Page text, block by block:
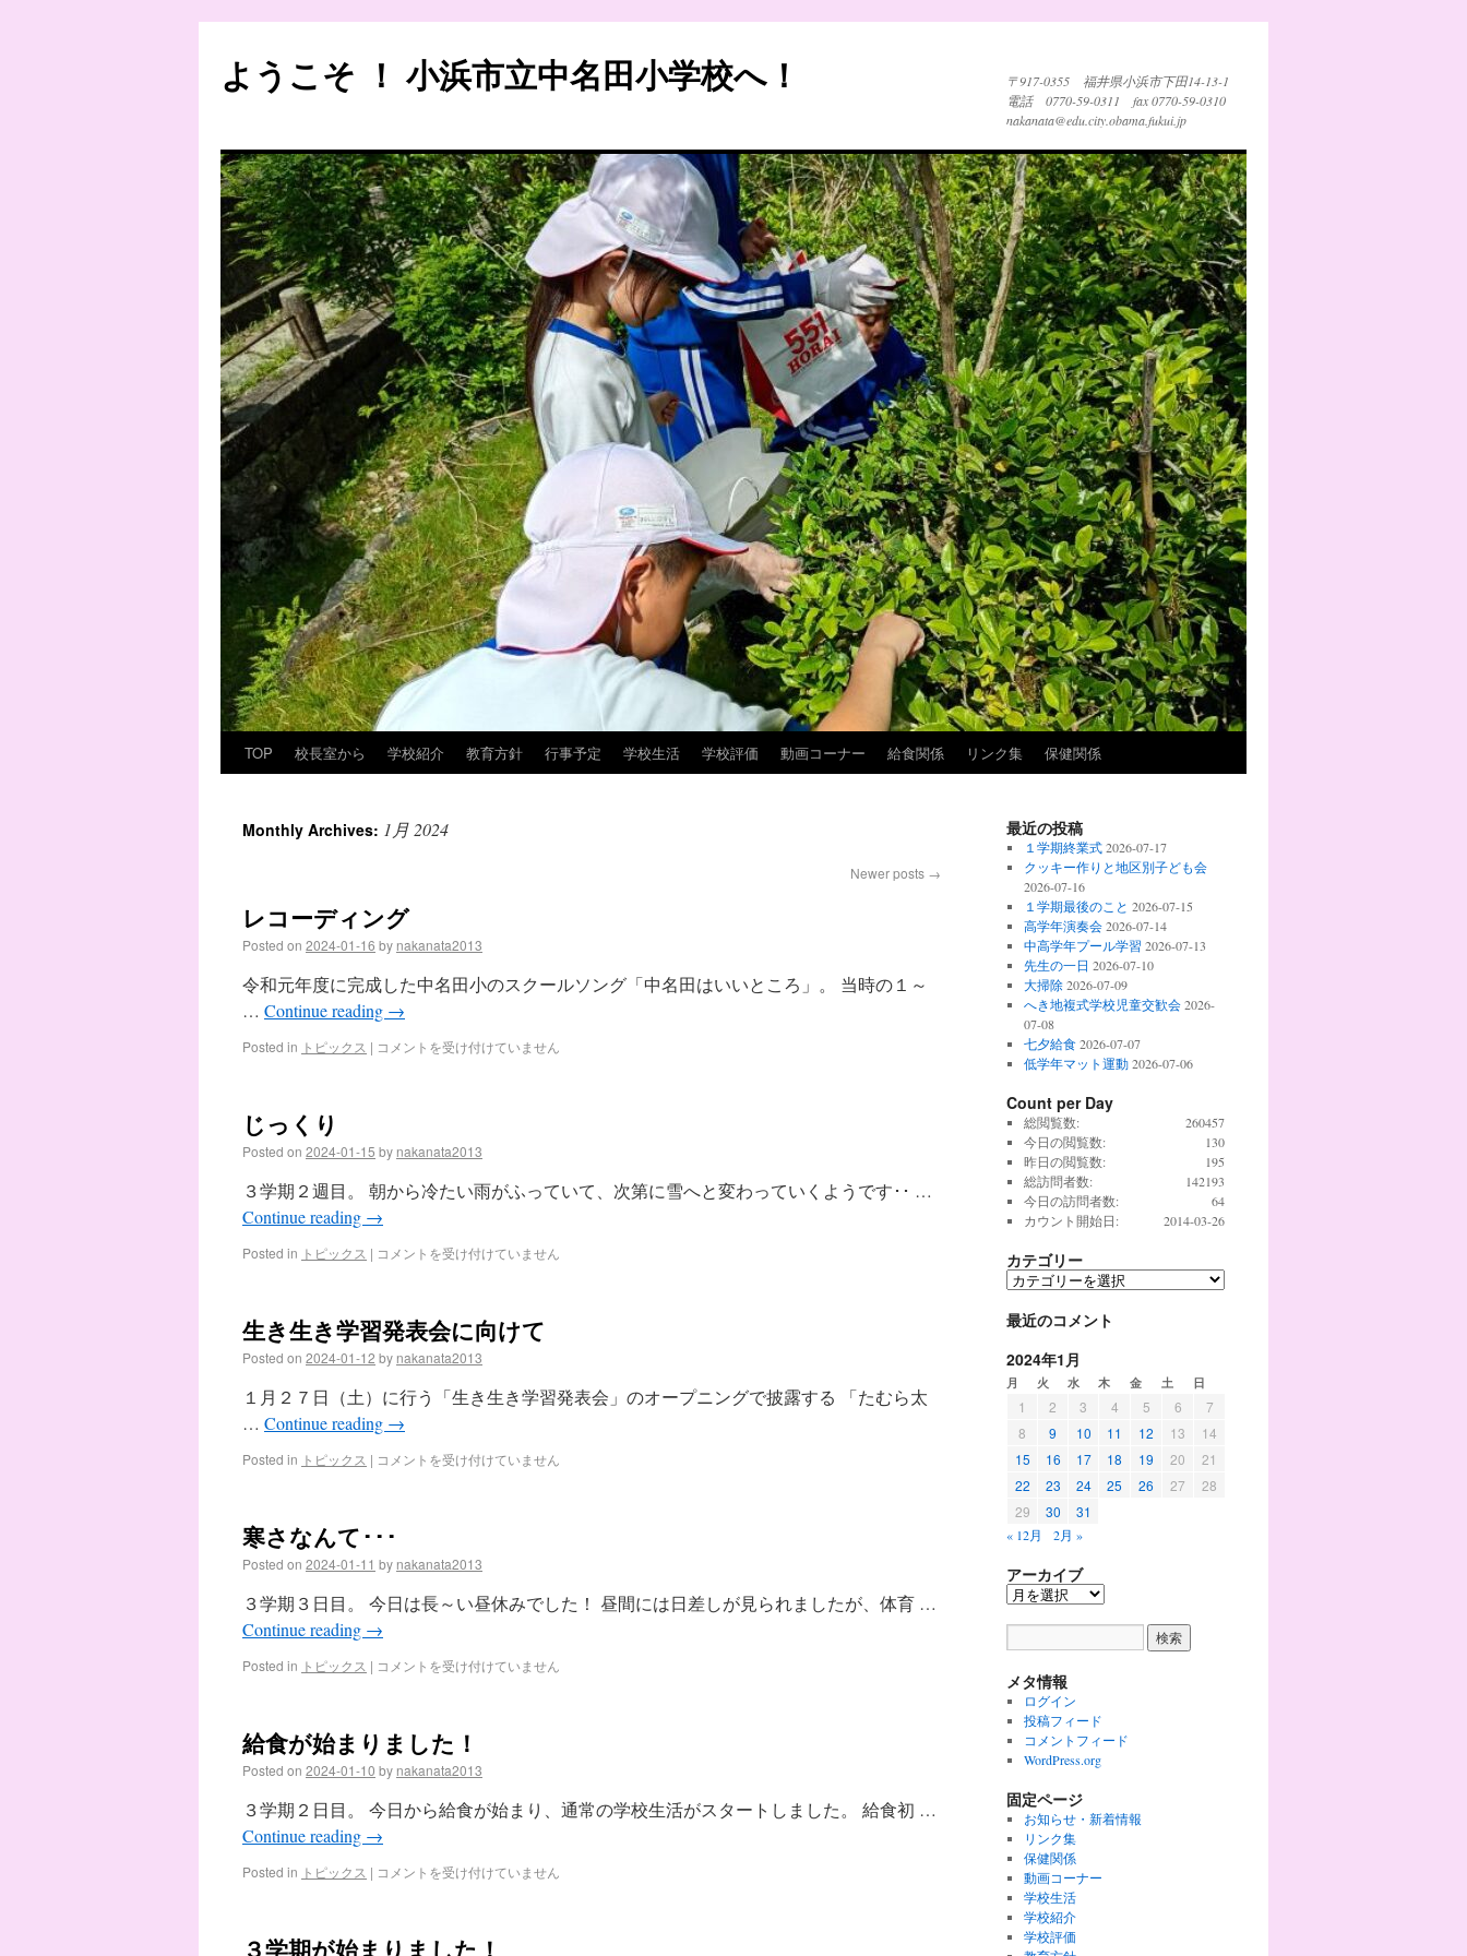
ようこそ ！ 小浜市立中名田小学校へ！
〒917-0355 福井県小浜市下田14-13-1
電話 0770-59-0311 fax 0770-59-0310
nakanata@edu.city.obama.fukui.jp
TOP 校長室から 学校紹介 教育方針 行事予定 学校生活 学校評価 動画コーナー 給食関係 リンク集 保健関係
Monthly Archives: 1月 2024
Newer posts →
レコーディング
Posted on 2024-01-16 by nakanata2013
令和元年度に完成した中名田小のスクールソング「中名田はいいところ」。 当時の１～
… Continue reading →
Posted in トピックス | コメントを受け付けていません
じっくり
Posted on 2024-01-15 by nakanata2013
３学期２週目。 朝から冷たい雨がふっていて、次第に雪へと変わっていくようです･･ …
Continue reading →
Posted in トピックス | コメントを受け付けていません
生き生き学習発表会に向けて
Posted on 2024-01-12 by nakanata2013
１月２７日（土）に行う「生き生き学習発表会」のオープニングで披露する 「たむら太
… Continue reading →
Posted in トピックス | コメントを受け付けていません
寒さなんて･･･
Posted on 2024-01-11 by nakanata2013
３学期３日目。 今日は長～い昼休みでした！ 昼間には日差しが見られましたが、体育 …
Continue reading →
Posted in トピックス | コメントを受け付けていません
給食が始まりました！
Posted on 2024-01-10 by nakanata2013
３学期２日目。 今日から給食が始まり、通常の学校生活がスタートしました。 給食初 …
Continue reading →
Posted in トピックス | コメントを受け付けていません
３学期が始まりました！
最近の投稿
１学期終業式 2026-07-17
クッキー作りと地区別子ども会
2026-07-16
１学期最後のこと 2026-07-15
高学年演奏会 2026-07-14
中高学年プール学習 2026-07-13
先生の一日 2026-07-10
大掃除 2026-07-09
へき地複式学校児童交歓会 2026-
07-08
七夕給食 2026-07-07
低学年マット運動 2026-07-06
Count per Day
260457
総閲覧数:
130
今日の閲覧数:
195
昨日の閲覧数:
142193
総訪問者数:
64
今日の訪問者数:
2014-03-26
カウント開始日:
カテゴリー
最近のコメント
2024年1月
月 火 水 木 金 土 日
1 2 3 4 5 6
7
8
9 10 11 12 13
14
15
16 17 18 19 20
21
22
23 24 25 26 27
28
29
30 31
« 12月 2月 »
アーカイブ
メタ情報
ログイン
投稿フィード
コメントフィード
WordPress.org
固定ページ
お知らせ・新着情報
リンク集
保健関係
動画コーナー
学校生活
学校紹介
学校評価